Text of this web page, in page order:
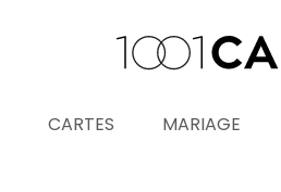
CARTES MARIAGE